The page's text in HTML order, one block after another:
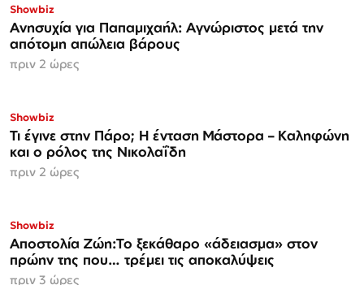
Showbiz
Ανησυχία για Παπαμιχαήλ: Αγνώριστος μετά την
απότομη απώλεια βάρους
πριν 2 ώρες
Showbiz
Τι έγινε στην Πάρο; Η ένταση Μάστορα – Καληφώνη
και ο ρόλος της Νικολαΐδη
πριν 2 ώρες
Showbiz
Αποστολία Ζώη:Το ξεκάθαρο «άδειασμα» στον
πρώην της που… τρέμει τις αποκαλύψεις
πριν 3 ώρες